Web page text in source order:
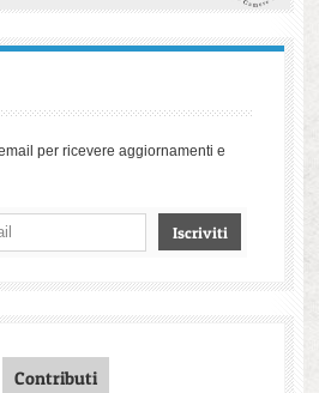
per ricevere aggiornamenti e
Contributi